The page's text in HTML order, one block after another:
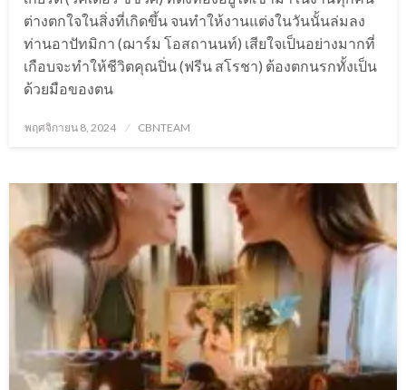
ต่างตกใจในสิ่งที่เกิดขึ้น จนทำให้งานแต่งในวันนั้นล่มลง
ท่านอาปัทมิกา (ฌาร์ม โอสถานนท์) เสียใจเป็นอย่างมากที่
เกือบจะทำให้ชีวิตคุณปิ่น (ฟรีน สโรชา) ต้องตกนรกทั้งเป็น
ด้วยมือของตน
Posted
พฤศจิกายน 8, 2024 CBNTEAM